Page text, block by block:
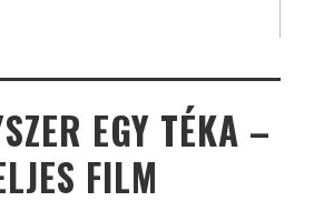
EGY TÉKA –
FILM